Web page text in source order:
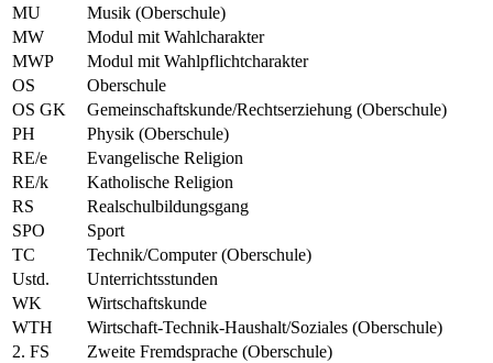
MU
Musik (Oberschule)
MW
Modul mit Wahlcharakter
MWP
Modul mit Wahlpflichtcharakter
OS
Oberschule
OS GK
Gemeinschaftskunde/Rechtserziehung (Oberschule)
PH
Physik (Oberschule)
RE/e
Evangelische Religion
RE/k
Katholische Religion
RS
Realschulbildungsgang
SPO
Sport
TC
Technik/Computer (Oberschule)
Ustd.
Unterrichtsstunden
WK
Wirtschaftskunde
WTH
Wirtschaft-Technik-Haushalt/Soziales (Oberschule)
2. FS
Zweite Fremdsprache (Oberschule)